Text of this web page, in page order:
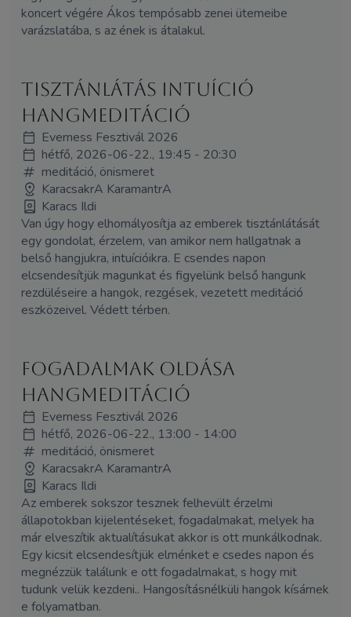
koncert végére Ákos tempósabb zenei ütemeibe
varázslatába, s az ének is átalakul.
Tisztánlátás intuíció
hangmeditáció
Everness Fesztivál 2026
hétfő, 2026-06-22., 19:45 - 20:30
meditáció, önismeret
KaracsakrA KaramantrA
Karacs Ildi
Van úgy hogy elhomályosítja az emberek tisztánlátását
egy gondolat, érzelem, van amikor nem hallgatnak a
belső hangjukra, intuícióikra. E csendes napon
elcsendesítjük magunkat és figyelünk belső hangunk
rezdüléseire a hangok, rezgések, vezetett meditáció
eszközeivel. Védett térben.
Fogadalmak oldása
hangmeditáció
Everness Fesztivál 2026
hétfő, 2026-06-22., 13:00 - 14:00
meditáció, önismeret
KaracsakrA KaramantrA
Karacs Ildi
Az emberek sokszor tesznek felhevült érzelmi
állapotokban kijelentéseket, fogadalmakat, melyek ha
már elveszítik aktualításukat akkor is ott munkálkodnak.
Egy kicsit elcsendesítjük elménket e csedes napon és
megnézzük találunk e ott fogadalmakat, s hogy mit
tudunk velük kezdeni.. Hangosításnélküli hangok kísárnek
e folyamatban.